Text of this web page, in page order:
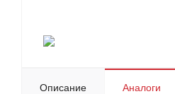
Описание Аналоги